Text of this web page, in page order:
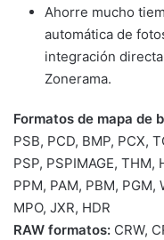
Ahorre mucho
automática de
integración
Zonerama.
Formatos de mapa de
PSB, PCD, BMP, PCX,
PSP, PSPIMAGE, THM,
PPM, PAM, PBM, PGM,
MPO, JXR, HDR
RAW formatos: CRW,